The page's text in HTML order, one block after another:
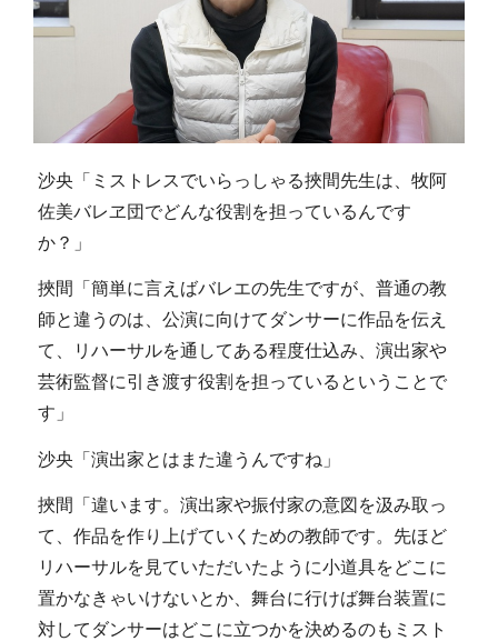
沙央「ミストレスでいらっしゃる挾間先生は、牧阿
佐美バレヱ団でどんな役割を担っているんです
か？」
挾間「簡単に言えばバレエの先生ですが、普通の教
師と違うのは、公演に向けてダンサーに作品を伝え
て、リハーサルを通してある程度仕込み、演出家や
芸術監督に引き渡す役割を担っているということで
す」
沙央「演出家とはまた違うんですね」
挾間「違います。演出家や振付家の意図を汲み取っ
て、作品を作り上げていくための教師です。先ほど
リハーサルを見ていただいたように小道具をどこに
置かなきゃいけないとか、舞台に行けば舞台装置に
対してダンサーはどこに立つかを決めるのもミスト